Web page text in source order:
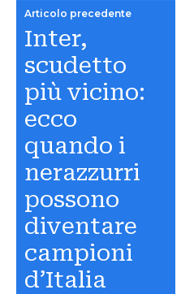
Articolo precedente
Inter,
scudetto
più vicino:
ecco
quando i
nerazzurri
possono
diventare
campioni
d’Italia